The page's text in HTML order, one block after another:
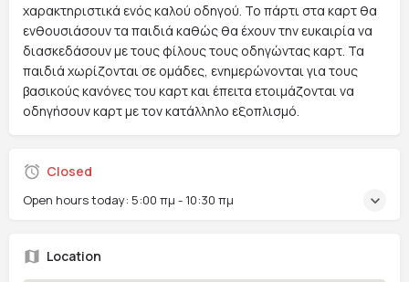
χαρακτηριστικά ενός καλού οδηγού. Το πάρτι στα καρτ θα
ενθουσιάσουν τα παιδιά καθώς θα έχουν την ευκαιρία να
διασκεδάσουν με τους φίλους τους οδηγώντας καρτ. Τα
παιδιά χωρίζονται σε ομάδες, ενημερώνονται για τους
βασικούς κανόνες του καρτ και έπειτα ετοιμάζονται να
οδηγήσουν καρτ με τον κατάλληλο εξοπλισμό.
Closed
Open hours today: 5:00 πμ - 10:30 πμ
Location